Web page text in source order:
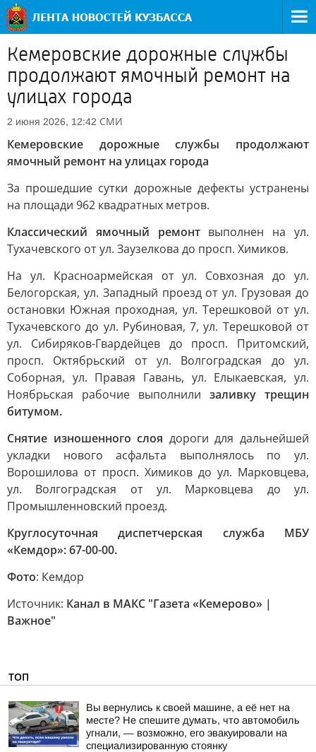
Кемеровские дорожные службы
продолжают ямочный ремонт на
улицах города
2 июня 2026, 12:42 СМИ
Кемеровские дорожные службы продолжают
ямочный ремонт на улицах города
За прошедшие сутки дорожные дефекты устранены
на площади 962 квадратных метров.
Классический ямочный ремонтвыполнен на ул.
Тухачевского от ул. Заузелкова до просп. Химиков.
На ул. Красноармейская от ул. Совхозная до ул.
Белогорская, ул. Западный проезд от ул. Грузовая до
остановки Южная проходная, ул. Терешковой от ул.
Тухачевского до ул. Рубиновая, 7, ул. Терешковой от
ул. Сибиряков-Гвардейцев до просп. Притомский,
просп. Октябрьский от ул. Волгоградская до ул.
Соборная, ул. Правая Гавань, ул. Елыкаевская, ул.
Ноябрьская рабочие выполнили заливку трещин
битумом.
Снятие изношенного слоя дороги для дальнейшей
укладки нового асфальта выполнялось по ул.
Ворошилова от просп. Химиков до ул. Марковцева,
ул. Волгоградская от ул. Марковцева до ул.
Промышленновский проезд.
Круглосуточная диспетчерская служба МБУ
«Кемдор»: 67-00-00.
Фото: Кемдор
Источник: Канал в МАКС "Газета «Кемерово» |
Важное"
ТОП
Вы вернулись к своей машине, а её нет на
месте? Не спешите думать, что автомобиль
угнали, — возможно, его эвакуировали на
специализированную стоянку